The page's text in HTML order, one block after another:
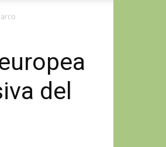
del